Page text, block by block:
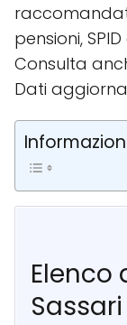
pensioni,
Consulta
Dati
Elenco
Sassari